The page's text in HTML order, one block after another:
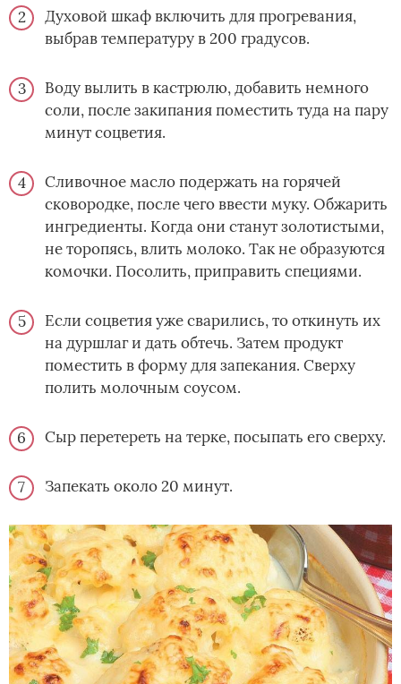
Духовой шкаф включить для прогревания,
выбрав температуру в 200 градусов.
Воду вылить в кастрюлю, добавить немного
соли, после закипания поместить туда на пару
минут соцветия.
Сливочное масло подержать на горячей
сковородке, после чего ввести муку. Обжарить
ингредиенты. Когда они станут золотистыми,
не торопясь, влить молоко. Так не образуются
комочки. Посолить, приправить специями.
Если соцветия уже сварились, то откинуть их
на дуршлаг и дать обтечь. Затем продукт
поместить в форму для запекания. Сверху
полить молочным соусом.
Сыр перетереть на терке, посыпать его сверху.
Запекать около 20 минут.